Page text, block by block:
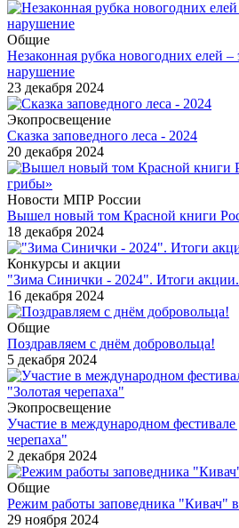
Общие
Незаконная рубка новогодних елей
нарушение
23 декабря 2024
Экопросвещение
Сказка заповедного леса - 2024
20 декабря 2024
Новости МПР России
Вышел новый том Красной книги
18 декабря 2024
Конкурсы и акции
"Зима Синички - 2024". Итоги акции.
16 декабря 2024
Общие
Поздравляем с днём добровольца!
5 декабря 2024
Экопросвещение
Участие в международном
черепаха"
2 декабря 2024
Общие
Режим работы заповедника "Кивач" в
29 ноября 2024